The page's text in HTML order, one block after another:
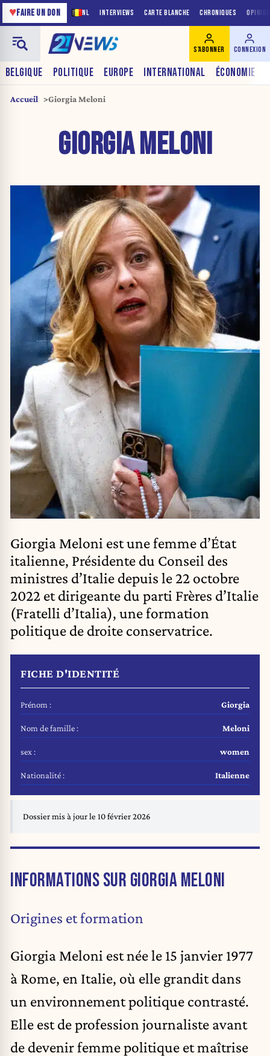
NL INTERVIEWS CARTE BLANCHE CHRONIQUES
♥FAIRE UN DON
BELGIQUE POLITIQUE EUROPE INTERNATIONAL ÉCONOMIE
S'ABONNER CONNEXION
Accueil Giorgia Meloni
GIORGIA MELONI
Giorgia Meloni est une femme d’État
italienne, Présidente du Conseil des
ministres d’Italie depuis le 22 octobre
2022 et dirigeante du parti Frères d’Italie
(Fratelli d’Italia), une formation
politique de droite conservatrice.
FICHE D'IDENTITÉ
Prénom : Giorgia
Nom de famille : Meloni
sex : women
Nationalité : Italienne
Dossier mis à jour le 10 février 2026
INFORMATIONS SUR GIORGIA MELONI
Origines et formation
Giorgia Meloni est née le 15 janvier 1977
à Rome, en Italie, où elle grandit dans
un environnement politique contrasté.
Elle est de profession journaliste avant
de devenir femme politique et maîtrise